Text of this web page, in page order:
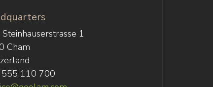
1
Cham
110 700